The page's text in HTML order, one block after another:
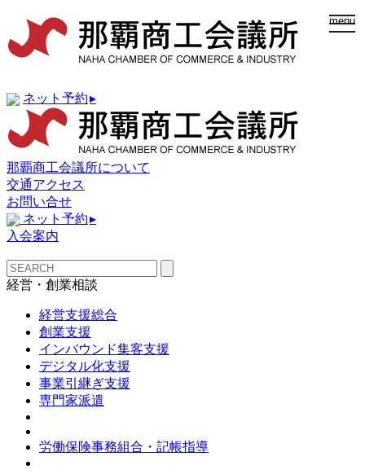
menu
ネット予約▸
那覇商工会議所について
交通アクセス
お問い合せ
ネット予約▸
入会案内
経営・創業相談
経営支援総合
創業支援
インバウンド集客支援
デジタル化支援
事業引継ぎ支援
専門家派遣
労働保険事務組合・記帳指導